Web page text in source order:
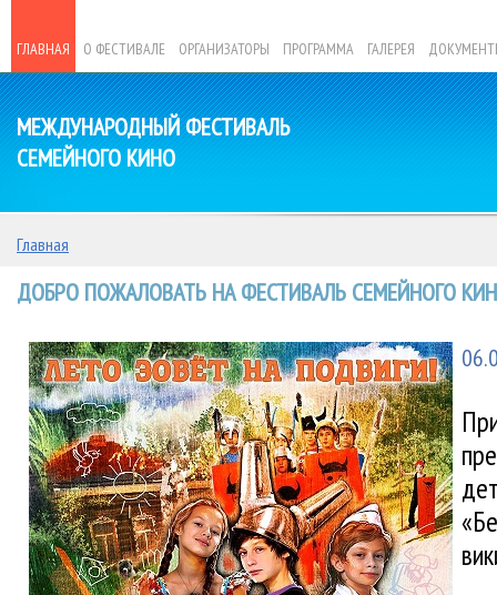
ГЛАВНАЯ О ФЕСТИВАЛЕ ОРГАНИЗАТОРЫ ПРОГРАММА ГАЛЕРЕЯ
МЕЖДУНАРОДНЫЙ ФЕСТИВАЛЬ
СЕМЕЙНОГО КИНО
Главная
ДОБРО ПОЖАЛОВАТЬ НА ФЕСТИВАЛЬ СЕМЕЙНОГО